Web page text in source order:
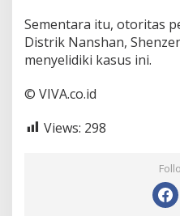
Sementara itu, otoritas
Distrik Nanshan,
menyelidiki kasus ini.
© VIVA.co.id
Views: 298